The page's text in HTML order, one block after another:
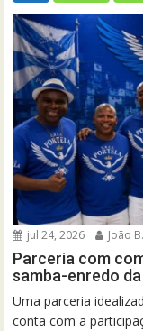
jul 24, 2026 João
Parceria com
samba-enredo
Uma parceria
conta com a